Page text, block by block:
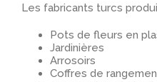
Les fabricants turcs
Pots de fleurs en
Jardinières
Arrosoirs
Coffres de